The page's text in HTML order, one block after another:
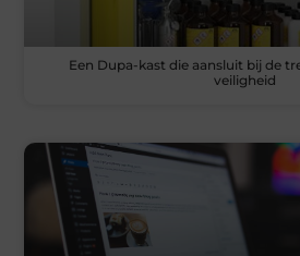
Een Dupa-kast die aansluit bij de
veiligheid